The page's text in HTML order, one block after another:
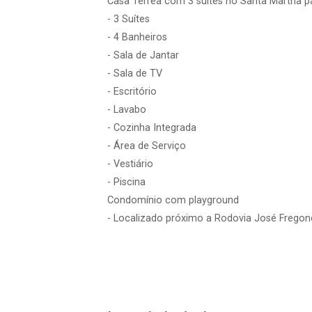
- 3 Suítes
- 4 Banheiros
- Sala de Jantar
- Sala de TV
- Escritório
- Lavabo
- Cozinha Integrada
- Área de Serviço
- Vestiário
- Piscina
Condomínio com playground
- Localizado próximo a Rodovia José